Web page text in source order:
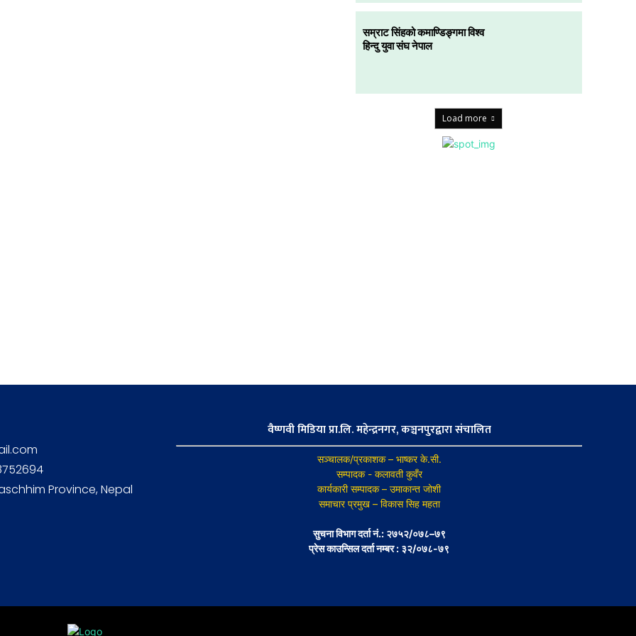
सम्राट सिंहको कमाण्डिङ्गमा विश्व
हिन्दु युवा संघ नेपाल
Load more
Province, Nepal
वैष्णवी मिडिया प्रा.लि. महेन्द्रनगर, कञ्चनपुरद्वारा संचालित
सञ्चालक/प्रकाशक – भाष्कर के.सी.
सम्पादक - कलावती कुवँर
कार्यकारी सम्पादक – उमाकान्त जोशी
समाचार प्रमुख – विकास सिह महता
सुचना विभाग दर्ता नं.: २७५२/०७८–७९
प्रेस काउन्सिल दर्ता नम्बर : ३२/०७८-७९